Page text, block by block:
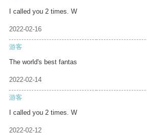
I called you 2 times. W
2022-02-16
游客
The world's best fantas
2022-02-14
游客
I called you 2 times. W
2022-02-12